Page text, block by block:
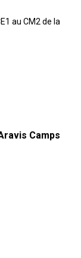
au CM2 de la
Camps